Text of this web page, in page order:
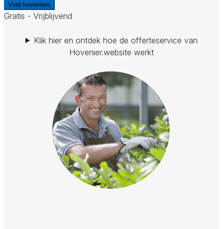
Vind hoveniers
Gratis - Vrijblijvend
Klik hier en ontdek hoe de offerteservice van
Hovenier.website werkt